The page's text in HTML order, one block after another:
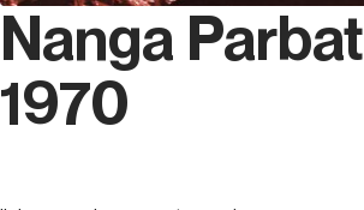
Nanga Parbat
1970